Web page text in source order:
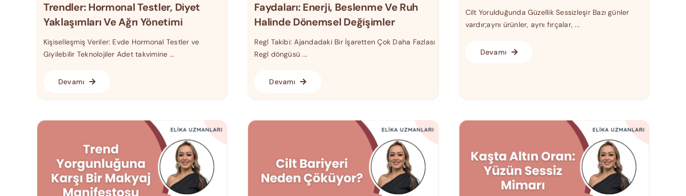
Trendler: Hormonal Testler, Diyet
Yaklaşımları Ve Ağrı Yönetimi
Kişiselleşmiş Veriler: Evde Hormonal Testler ve
Giyilebilir Teknolojiler Adet takvimine ...
Devamı
Faydaları: Enerji, Beslenme Ve Ruh
Halinde Dönemsel Değişimler
Regl Takibi: Ajandadaki Bir İşaretten Çok Daha Fazlası
Regl döngüsü ...
Devamı
Cilt Yorulduğunda Güzellik Sessizleşir Bazı günler
vardır;aynı ürünler, aynı fırçalar, ...
Devamı